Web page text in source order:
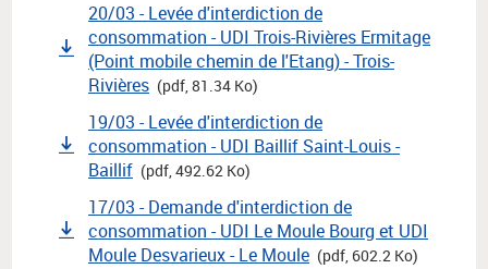
20/03 - Levée d'interdiction de
consommation - UDI Trois-Rivières Ermitage
(Point mobile chemin de l'Etang) - Trois-
Rivières (pdf, 81.34 Ko)
19/03 - Levée d'interdiction de
consommation - UDI Baillif Saint-Louis -
Baillif (pdf, 492.62 Ko)
17/03 - Demande d'interdiction de
consommation - UDI Le Moule Bourg et UDI
Moule Desvarieux - Le Moule (pdf, 602.2 Ko)